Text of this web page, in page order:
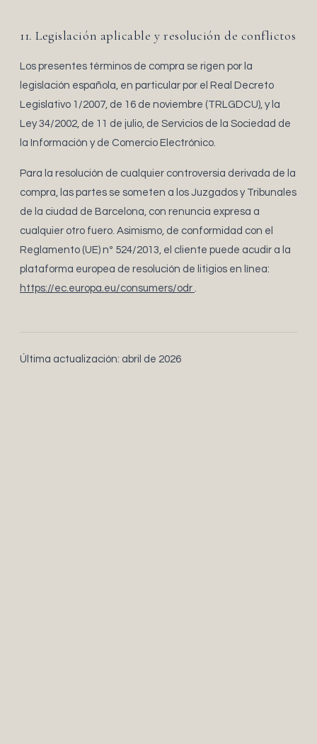
11. Legislación aplicable y resolución de conflictos
Los presentes términos de compra se rigen por la
legislación española, en particular por el Real Decreto
Legislativo 1/2007, de 16 de noviembre (TRLGDCU), y la
Ley 34/2002, de 11 de julio, de Servicios de la Sociedad de
la Información y de Comercio Electrónico.
Para la resolución de cualquier controversia derivada de la
compra, las partes se someten a los Juzgados y Tribunales
de la ciudad de Barcelona, con renuncia expresa a
cualquier otro fuero. Asimismo, de conformidad con el
Reglamento (UE) nº 524/2013, el cliente puede acudir a la
plataforma europea de resolución de litigios en línea:
https://ec.europa.eu/consumers/odr .
Última actualización: abril de 2026